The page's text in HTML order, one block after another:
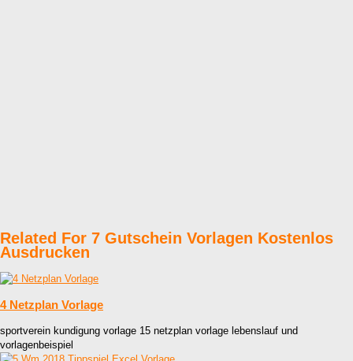
Related For 7 Gutschein Vorlagen Kostenlos
Ausdrucken
4 Netzplan Vorlage
sportverein kundigung vorlage 15 netzplan vorlage lebenslauf und
vorlagenbeispiel